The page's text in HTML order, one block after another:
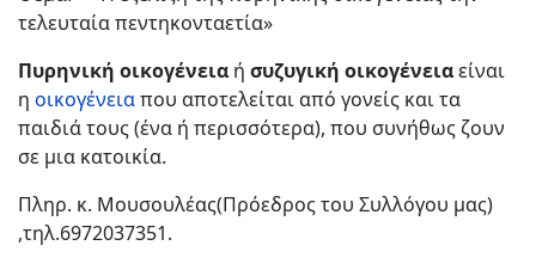
τελευταία πεντηκονταετία»
Πυρηνική οικογένεια ή συζυγική οικογένειαείναι
η οικογένειαπου αποτελείται από γονείς και τα
παιδιά τους (ένα ή περισσότερα), που συνήθως ζουν
σε μια κατοικία.
Πληρ. κ. Μουσουλέας(Πρόεδρος του Συλλόγου μας)
,τηλ.6972037351.